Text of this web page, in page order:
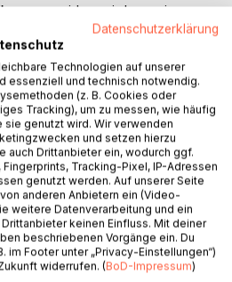
zu vermeiden, wird von einer
Die Chaosforschung und
Funktionieren komplexer
adäquate Erfassung des
Auf dieser Basis wird
zielgerichtete Strategie
komplexen Systems2
Systeme3
Wirkungsgefüge5
und Gegenwart9
Datenschutzerklärung
Technologien auf unserer
essenziell und technisch notwendig.
(z. B. Cookies oder
Tracking), um zu messen, wie häufig
genutzt wird. Wir verwenden
und setzen hierzu
auch Drittanbieter ein, wodurch ggf.
Tracking-Pixel, IP-Adressen
genutzt werden. Auf unserer Seite
anderen Anbietern ein (Video-
weitere Datenverarbeitung und ein
keinen Einfluss. Mit deiner
beschriebenen Vorgänge ein. Du
im Footer unter „Privacy-Einstellungen“)
widerrufen. (BoD-Impressum)